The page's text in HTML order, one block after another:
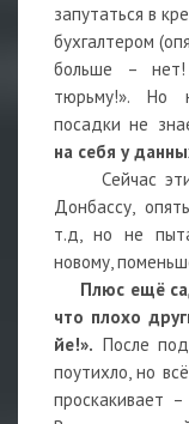
запутаться в
бухгалтером
больше – нет!
тюрьму!». Но
посадки не
на себя у
Сейчас эти
Донбассу,
т.д, но не
новому,
Плюс ещё
что плохо
йе!». После
поутихло, но
проскакивает